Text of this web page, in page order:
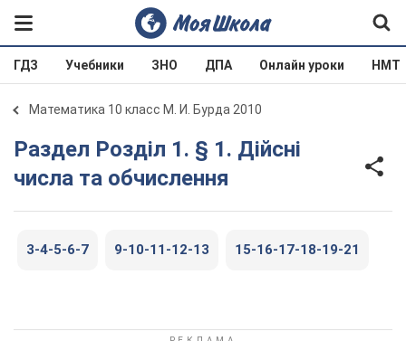
ГДЗ Учебники ЗНО ДПА Онлайн уроки НМТ
Математика 10 класс М. И. Бурда 2010
Раздел Розділ 1. § 1. Дійсні
числа та обчислення
3-4-5-6-7 9-10-11-12-13 15-16-17-18-19-21